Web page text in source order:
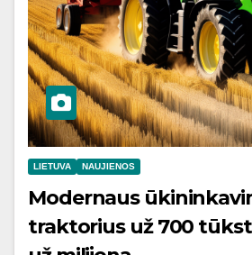
LIETUVA NAUJIENOS
Modernaus
traktorius už 700